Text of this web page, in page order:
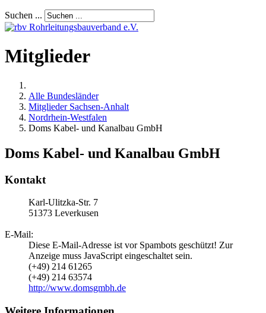
Suchen ...
Mitglieder
Alle Bundesländer
Mitglieder Sachsen-Anhalt
Nordrhein-Westfalen
Doms Kabel- und Kanalbau GmbH
Doms Kabel- und Kanalbau GmbH
Kontakt
Karl-Ulitzka-Str. 7
51373 Leverkusen
E-Mail:
Diese E-Mail-Adresse ist vor Spambots geschützt! Zur
Anzeige muss JavaScript eingeschaltet sein.
(+49) 214 61265
(+49) 214 63574
http://www.domsgmbh.de